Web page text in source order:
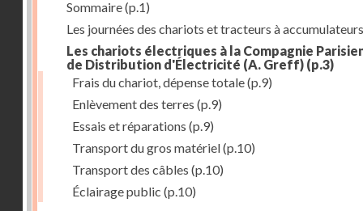
Sommaire(p.1)
Les journées des chariots et tracteurs à accumulateurs
Les chariots électriques à la Compagnie
de Distribution d'Électricité (A. Greff) (p.3)
Frais du chariot, dépense totale(p.9)
Enlèvement des terres (p.9)
Essais et réparations (p.9)
Transport du gros matériel(p.10)
Transport des câbles (p.10)
Éclairage public (p.10)